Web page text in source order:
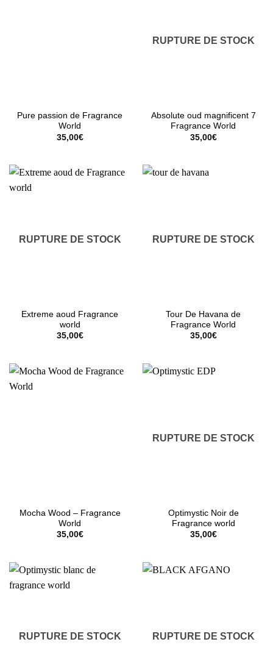
Pure passion de Fragrance
World
35,00€
RUPTURE DE STOCK
Absolute oud magnificent 7
Fragrance World
35,00€
RUPTURE DE STOCK
Extreme aoud Fragrance
world
35,00€
RUPTURE DE STOCK
Tour De Havana de
Fragrance World
35,00€
Mocha Wood – Fragrance
World
35,00€
RUPTURE DE STOCK
Optimystic Noir de
Fragrance world
35,00€
RUPTURE DE STOCK RUPTURE DE STOCK